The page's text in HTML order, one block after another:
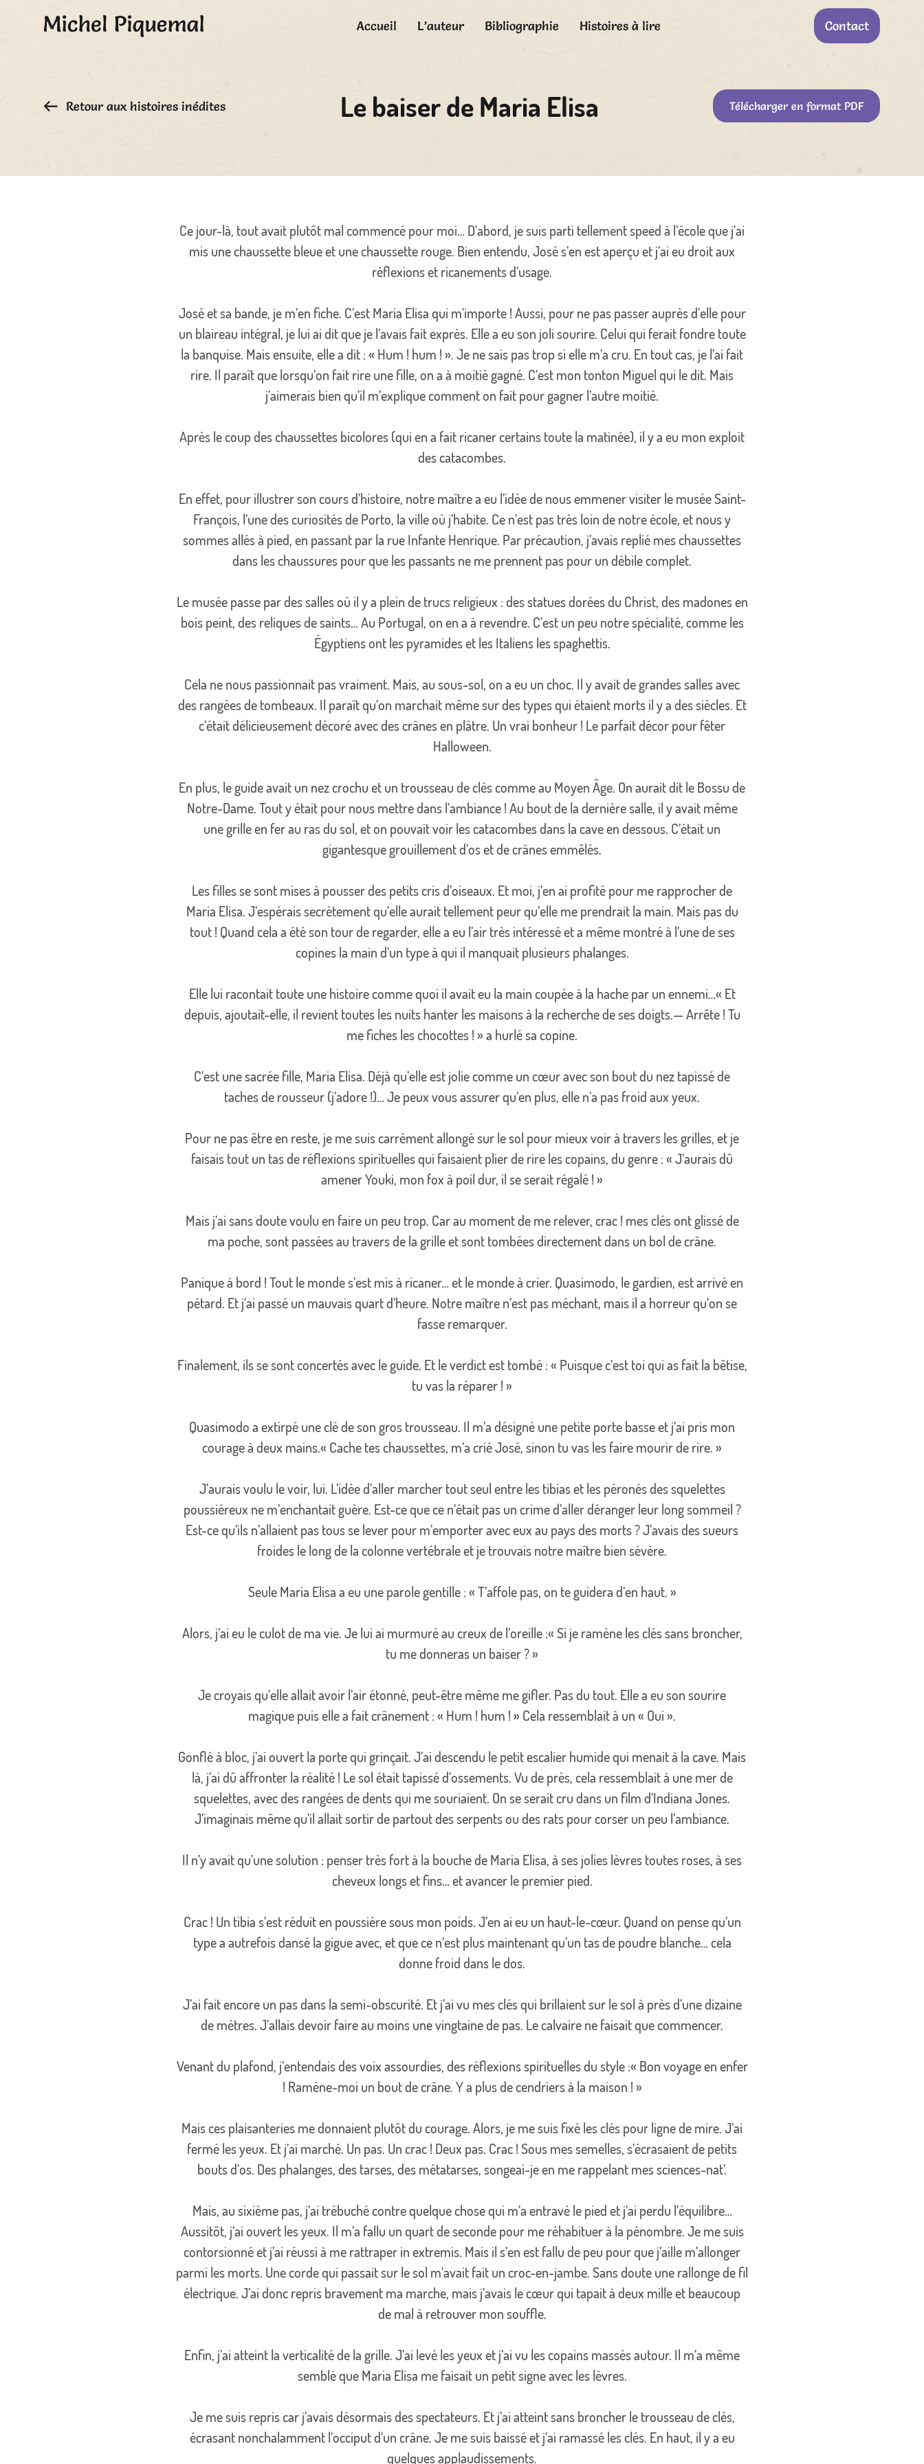
Accueil L’auteur Bibliographie Histoires à lire Contact
Retour aux histoires inédites Le baiser de Maria Elisa Télécharger en format PDF
Ce jour-là, tout avait plutôt mal commencé pour moi… D’abord, je suis parti tellement speed à l’école que j’ai
mis une chaussette bleue et une chaussette rouge. Bien entendu, José s’en est aperçu et j’ai eu droit aux
réflexions et ricanements d’usage.
José et sa bande, je m’en fiche. C’est Maria Elisa qui m’importe ! Aussi, pour ne pas passer auprès d’elle pour
un blaireau intégral, je lui ai dit que je l’avais fait exprès. Elle a eu son joli sourire. Celui qui ferait fondre toute
la banquise. Mais ensuite, elle a dit : « Hum ! hum ! ». Je ne sais pas trop si elle m’a cru. En tout cas, je l’ai fait
rire. Il paraît que lorsqu’on fait rire une fille, on a à moitié gagné. C’est mon tonton Miguel qui le dit. Mais
j’aimerais bien qu’il m’explique comment on fait pour gagner l’autre moitié.
Après le coup des chaussettes bicolores (qui en a fait ricaner certains toute la matinée), il y a eu mon exploit
des catacombes.
En effet, pour illustrer son cours d’histoire, notre maître a eu l’idée de nous emmener visiter le musée Saint-
François, l’une des curiosités de Porto, la ville où j’habite. Ce n’est pas très loin de notre école, et nous y
sommes allés à pied, en passant par la rue Infante Henrique. Par précaution, j’avais replié mes chaussettes
dans les chaussures pour que les passants ne me prennent pas pour un débile complet.
Le musée passe par des salles où il y a plein de trucs religieux : des statues dorées du Christ, des madones en
bois peint, des reliques de saints… Au Portugal, on en a à revendre. C’est un peu notre spécialité, comme les
Égyptiens ont les pyramides et les Italiens les spaghettis.
Cela ne nous passionnait pas vraiment. Mais, au sous-sol, on a eu un choc. Il y avait de grandes salles avec
des rangées de tombeaux. Il paraît qu’on marchait même sur des types qui étaient morts il y a des siècles. Et
c’était délicieusement décoré avec des crânes en plâtre. Un vrai bonheur ! Le parfait décor pour fêter
Halloween.
En plus, le guide avait un nez crochu et un trousseau de clés comme au Moyen Âge. On aurait dit le Bossu de
Notre-Dame. Tout y était pour nous mettre dans l’ambiance ! Au bout de la dernière salle, il y avait même
une grille en fer au ras du sol, et on pouvait voir les catacombes dans la cave en dessous. C’était un
gigantesque grouillement d’os et de crânes emmêlés.
Les filles se sont mises à pousser des petits cris d’oiseaux. Et moi, j’en ai profité pour me rapprocher de
Maria Elisa. J’espérais secrètement qu’elle aurait tellement peur qu’elle me prendrait la main. Mais pas du
tout ! Quand cela a été son tour de regarder, elle a eu l’air très intéressé et a même montré à l’une de ses
copines la main d’un type à qui il manquait plusieurs phalanges.
Elle lui racontait toute une histoire comme quoi il avait eu la main coupée à la hache par un ennemi…« Et
depuis, ajoutait-elle, il revient toutes les nuits hanter les maisons à la recherche de ses doigts.— Arrête ! Tu
me fiches les chocottes ! » a hurlé sa copine.
C’est une sacrée fille, Maria Elisa. Déjà qu’elle est jolie comme un cœur avec son bout du nez tapissé de
taches de rousseur (j’adore !)… Je peux vous assurer qu’en plus, elle n’a pas froid aux yeux.
Pour ne pas être en reste, je me suis carrément allongé sur le sol pour mieux voir à travers les grilles, et je
faisais tout un tas de réflexions spirituelles qui faisaient plier de rire les copains, du genre : « J’aurais dû
amener Youki, mon fox à poil dur, il se serait régalé ! »
Mais j’ai sans doute voulu en faire un peu trop. Car au moment de me relever, crac ! mes clés ont glissé de
ma poche, sont passées au travers de la grille et sont tombées directement dans un bol de crâne.
Panique à bord ! Tout le monde s’est mis à ricaner… et le monde à crier. Quasimodo, le gardien, est arrivé en
pétard. Et j’ai passé un mauvais quart d’heure. Notre maître n’est pas méchant, mais il a horreur qu’on se
fasse remarquer.
Finalement, ils se sont concertés avec le guide. Et le verdict est tombé : « Puisque c’est toi qui as fait la bêtise,
tu vas la réparer ! »
Quasimodo a extirpé une clé de son gros trousseau. Il m’a désigné une petite porte basse et j’ai pris mon
courage à deux mains.« Cache tes chaussettes, m’a crié José, sinon tu vas les faire mourir de rire. »
J’aurais voulu le voir, lui. L’idée d’aller marcher tout seul entre les tibias et les péronés des squelettes
poussiéreux ne m’enchantait guère. Est-ce que ce n’était pas un crime d’aller déranger leur long sommeil ?
Est-ce qu’ils n’allaient pas tous se lever pour m’emporter avec eux au pays des morts ? J’avais des sueurs
froides le long de la colonne vertébrale et je trouvais notre maître bien sévère.
Seule Maria Elisa a eu une parole gentille : « T’affole pas, on te guidera d’en haut. »
Alors, j’ai eu le culot de ma vie. Je lui ai murmuré au creux de l’oreille :« Si je ramène les clés sans broncher,
tu me donneras un baiser ? »
Je croyais qu’elle allait avoir l’air étonné, peut-être même me gifler. Pas du tout. Elle a eu son sourire
magique puis elle a fait crânement : « Hum ! hum ! » Cela ressemblait à un « Oui ».
Gonflé à bloc, j’ai ouvert la porte qui grinçait. J’ai descendu le petit escalier humide qui menait à la cave. Mais
là, j’ai dû affronter la réalité ! Le sol était tapissé d’ossements. Vu de près, cela ressemblait à une mer de
squelettes, avec des rangées de dents qui me souriaient. On se serait cru dans un film d’Indiana Jones.
J’imaginais même qu’il allait sortir de partout des serpents ou des rats pour corser un peu l’ambiance.
Il n’y avait qu’une solution : penser très fort à la bouche de Maria Elisa, à ses jolies lèvres toutes roses, à ses
cheveux longs et fins… et avancer le premier pied.
Crac ! Un tibia s’est réduit en poussière sous mon poids. J’en ai eu un haut-le-cœur. Quand on pense qu’un
type a autrefois dansé la gigue avec, et que ce n’est plus maintenant qu’un tas de poudre blanche… cela
donne froid dans le dos.
J’ai fait encore un pas dans la semi-obscurité. Et j’ai vu mes clés qui brillaient sur le sol à près d’une dizaine
de mètres. J’allais devoir faire au moins une vingtaine de pas. Le calvaire ne faisait que commencer.
Venant du plafond, j’entendais des voix assourdies, des réflexions spirituelles du style :« Bon voyage en enfer
! Ramène-moi un bout de crâne. Y a plus de cendriers à la maison ! »
Mais ces plaisanteries me donnaient plutôt du courage. Alors, je me suis fixé les clés pour ligne de mire. J’ai
fermé les yeux. Et j’ai marché. Un pas. Un crac ! Deux pas. Crac ! Sous mes semelles, s’écrasaient de petits
bouts d’os. Des phalanges, des tarses, des métatarses, songeai-je en me rappelant mes sciences-nat’.
Mais, au sixième pas, j’ai trébuché contre quelque chose qui m’a entravé le pied et j’ai perdu l’équilibre…
Aussitôt, j’ai ouvert les yeux. Il m’a fallu un quart de seconde pour me réhabituer à la pénombre. Je me suis
contorsionné et j’ai réussi à me rattraper in extremis. Mais il s’en est fallu de peu pour que j’aille m’allonger
parmi les morts. Une corde qui passait sur le sol m’avait fait un croc-en-jambe. Sans doute une rallonge de fil
électrique. J’ai donc repris bravement ma marche, mais j’avais le cœur qui tapait à deux mille et beaucoup
de mal à retrouver mon souffle.
Enfin, j’ai atteint la verticalité de la grille. J’ai levé les yeux et j’ai vu les copains massés autour. Il m’a même
semblé que Maria Elisa me faisait un petit signe avec les lèvres.
Je me suis repris car j’avais désormais des spectateurs. Et j’ai atteint sans broncher le trousseau de clés,
écrasant nonchalamment l’occiput d’un crâne. Je me suis baissé et j’ai ramassé les clés. En haut, il y a eu
quelques applaudissements.